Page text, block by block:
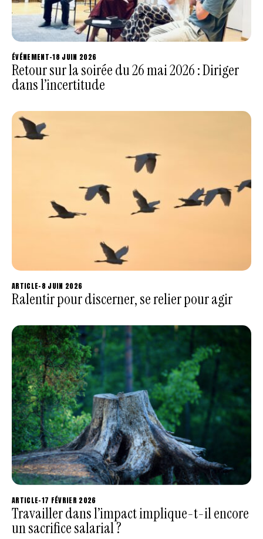
ÉVÉNEMENT-18 JUIN 2026
Retour sur la soirée du 26 mai 2026 : Diriger
dans l’incertitude
ARTICLE-8 JUIN 2026
Ralentir pour discerner, se relier pour agir
ARTICLE-17 FÉVRIER 2026
Travailler dans l’impact implique-t-il encore
un sacrifice salarial ?